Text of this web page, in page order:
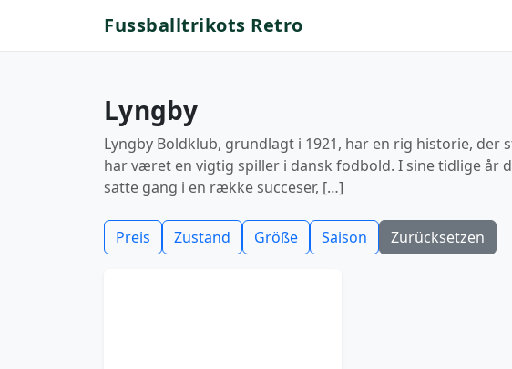
Fussballtrikots Retro
Lyngby
Lyngby Boldklub, grundlagt i 1921, har en rig historie,
har været en vigtig spiller i dansk fodbold. I sine tidlige år
satte gang i en række succeser, […]
Preis Zustand Größe Saison Zurücksetzen